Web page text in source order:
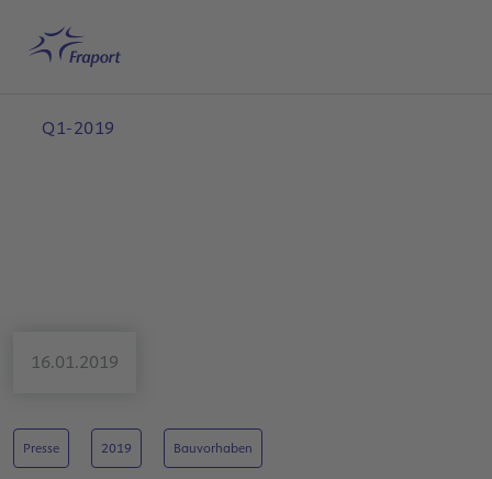
Startseite
Q1-2019
16.01.2019
Presse 2019 Bauvorhaben